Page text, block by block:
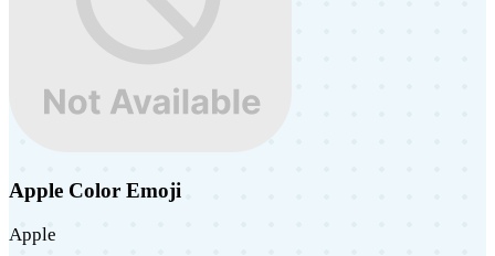
Apple Color Emoji
Apple